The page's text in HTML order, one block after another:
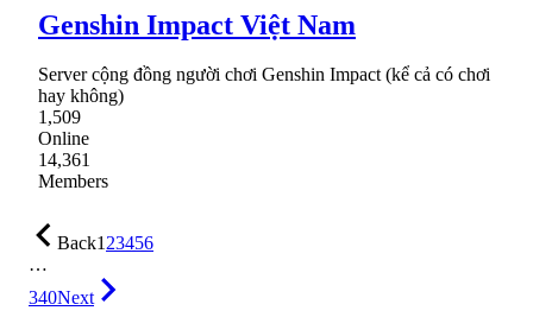
Genshin Impact Việt Nam
Server cộng đồng người chơi Genshin Impact (kể cả có chơi
hay không)
1,509
Online
14,361
Members
Back123456
…
340Next